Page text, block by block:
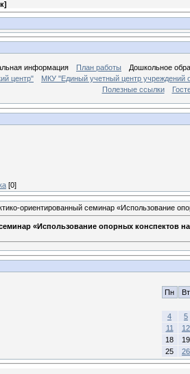
]
информация План работы
Дошкольное
центр"
МКУ "Единый учетный центр учреждений
Полезные ссылки
[0]
ориентированный семинар «Использование
«Использование опорных конспектов
Пн Вт
4
5
11
12
18
19
25
26